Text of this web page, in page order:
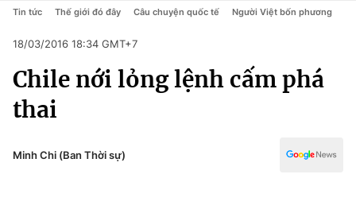
Chuyên mục
Chính trị
Chính trị
Pháp luật
Kinh tế
Thể thao
Truyền hình
Y tế
Tin tức Thế giới đó đây Câu chuyện quốc tế Người Việt bốn phương
18/03/2016 18:34 GMT+7
Chile nới lỏng lệnh cấm phá
thai
Minh Chi (Ban Thời sự)